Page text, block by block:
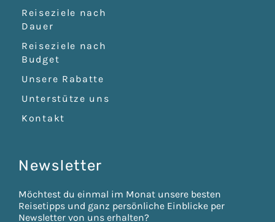
Reiseziele nach
Dauer
Reiseziele nach
Budget
Unsere Rabatte
Unterstütze uns
Kontakt
Newsletter
Möchtest du einmal im Monat unsere besten
Reisetipps und ganz persönliche Einblicke per
Newsletter von uns erhalten?